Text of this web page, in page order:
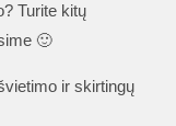
Turite kitų
🙂
ir skirtingų